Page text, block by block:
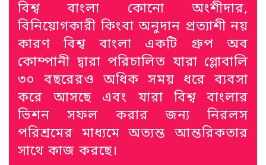
বিশ্ব বাংলা কোনো অংশীদার,
বিনিয়োগকারী কিংবা অনুদান প্রত্যাশী নয়
কারণ বিশ্ব বাংলা একটি গ্রুপ অব
কোম্পানী দ্বারা পরিচালিত যারা গ্লোবালি
৩০ বছরেরও অধিক সময় ধরে ব্যবসা
করে আসছে এবং যারা বিশ্ব বাংলার
ভিশন সফল করার জন্য নিরলস
পরিশ্রমের মাধ্যমে অত্যন্ত আন্তরিকতার
সাথে কাজ করছে।